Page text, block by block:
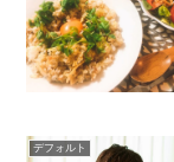
デフォルト